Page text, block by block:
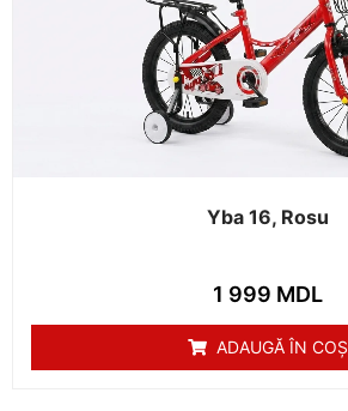
Yba 16, Rosu
1 999 MDL
ADAUGĂ ÎN COȘ